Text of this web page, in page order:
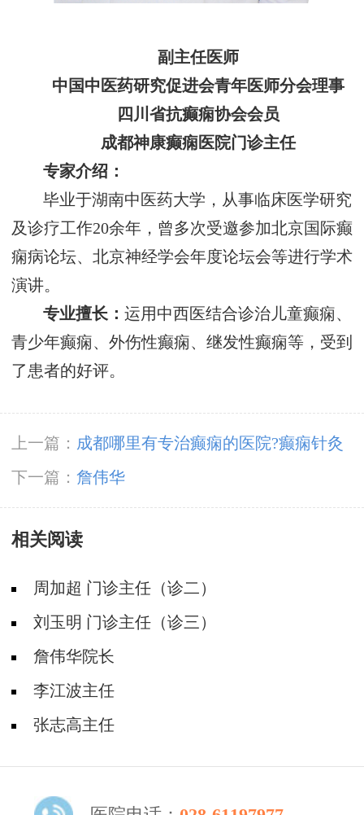
副主任医师
中国中医药研究促进会青年医师分会理事
四川省抗癫痫协会会员
成都神康癫痫医院门诊主任
专家介绍：
毕业于湖南中医药大学，从事临床医学研究
及诊疗工作20余年，曾多次受邀参加北京国际癫
痫病论坛、北京神经学会年度论坛会等进行学术
演讲。
专业擅长：运用中西医结合诊治儿童癫痫、
青少年癫痫、外伤性癫痫、继发性癫痫等，受到
了患者的好评。
上一篇： 成都哪里有专治癫痫的医院?癫痫针灸
后引起耳鸣怎么治?
下一篇： 詹伟华
相关阅读
周加超 门诊主任（诊二）
刘玉明 门诊主任（诊三）
詹伟华院长
李江波主任
张志高主任